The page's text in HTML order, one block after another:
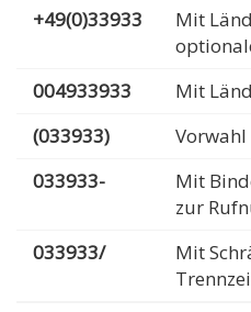
+49(0)33933
Mit
004933933
Mit
(033933)
033933-
Mit
zur
033933/
Mit